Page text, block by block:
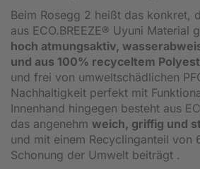
Beim Rosegg 2 heißt das konkret,
aus ECO.BREEZE® Uyuni Material
hoch atmungsaktiv,
und aus 100% recyceltem
und frei von umweltschädlichen
Nachhaltigkeit perfekt mit
Innenhand hingegen besteht aus
das angenehm weich, griffig und
und mit einem Recyclinganteil von
Schonung der Umwelt beiträgt .